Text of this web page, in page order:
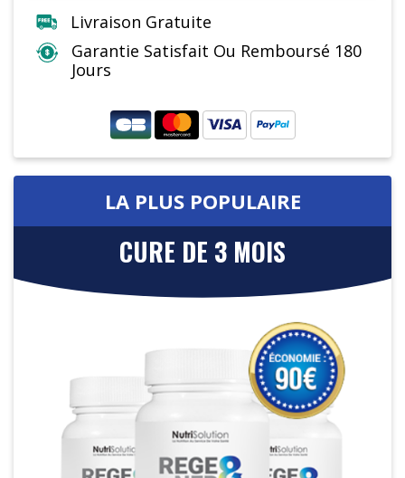
Livraison Gratuite
Garantie Satisfait Ou Remboursé 180
Jours
LA PLUS POPULAIRE
CURE DE 3 MOIS